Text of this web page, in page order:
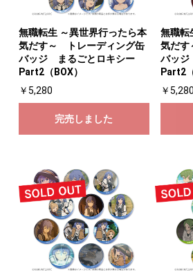
無職転生 ～異世界行ったら本
気だす～ トレーディング缶
バッジ まるごとロキシー
Part2（BOX）
￥5,280
完売しました
無職転
気だ
バッ
Part2
￥5,280